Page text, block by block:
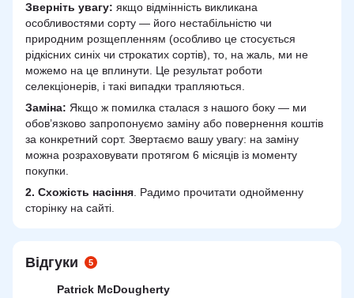
Зверніть увагу: якщо відмінність викликана
особливостями сорту — його нестабільністю чи
природним розщепленням (особливо це стосується
рідкісних синіх чи строкатих сортів), то, на жаль, ми не
можемо на це вплинути. Це результат роботи
селекціонерів, і такі випадки трапляються.
Заміна: Якщо ж помилка сталася з нашого боку — ми
обов’язково запропонуємо заміну або повернення коштів
за конкретний сорт. Звертаємо вашу увагу: на заміну
можна розраховувати протягом 6 місяців із моменту
покупки.
2. Схожість насіння . Радимо прочитати однойменну
сторінку на сайті.
Відгуки 5
Patrick McDougherty